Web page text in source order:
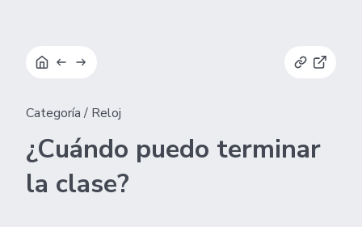
Categoría/ Reloj
¿Cuándo puedo terminar
la clase?